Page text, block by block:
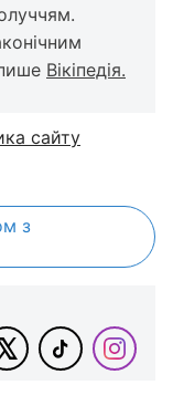
Вікіпедія.
сайту
з